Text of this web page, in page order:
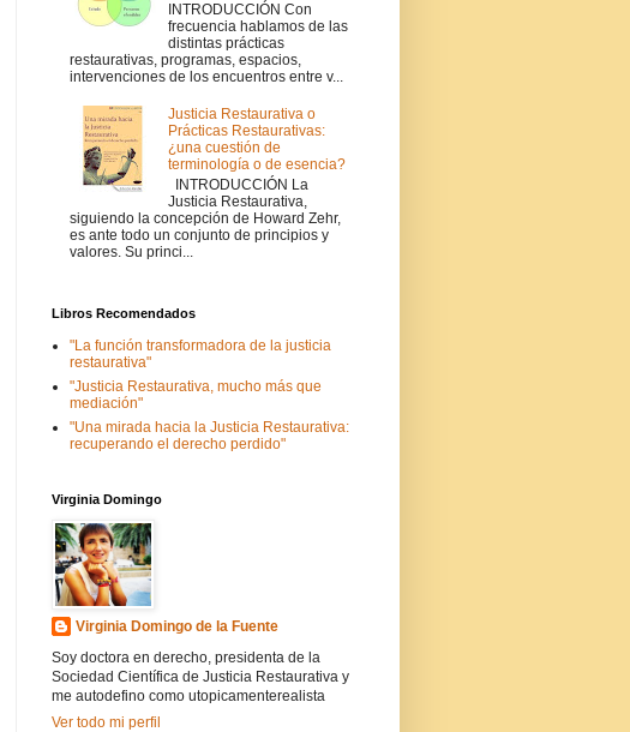
INTRODUCCIÓN Con
frecuencia hablamos de las
distintas prácticas
restaurativas, programas, espacios,
intervenciones de los encuentros entre v...
Justicia Restaurativa o
Prácticas Restaurativas:
¿una cuestión de
terminología o de esencia?
INTRODUCCIÓN La
Justicia Restaurativa,
siguiendo la concepción de Howard Zehr,
es ante todo un conjunto de principios y
valores. Su princi...
Libros Recomendados
"La función transformadora de la justicia
restaurativa"
"Justicia Restaurativa, mucho más que
mediación"
"Una mirada hacia la Justicia Restaurativa:
recuperando el derecho perdido"
Virginia Domingo
Virginia Domingo de la Fuente
Soy doctora en derecho, presidenta de la
Sociedad Científica de Justicia Restaurativa y
me autodefino como utopicamenterealista
Ver todo mi perfil